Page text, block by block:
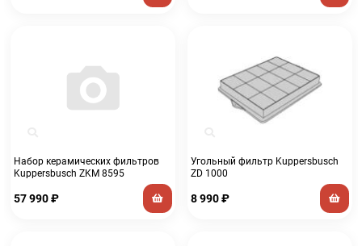
Набор керамических фильтров
Kuppersbusch ZKM 8595
57 990₽
Угольный фильтр Kuppersbusch
ZD 1000
8 990₽